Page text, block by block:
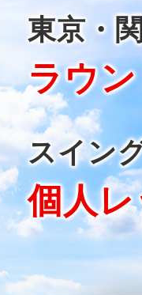
東京・
ラウ
スイン
個人